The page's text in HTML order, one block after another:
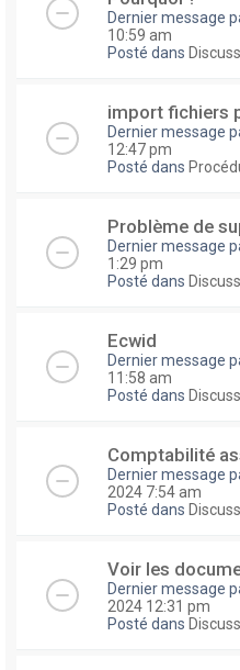
Dernier message
10:59 am
Posté dans
import fichiers
Dernier message
12:47 pm
Posté dans
Problème de
Dernier message
1:29 pm
Posté dans
Ecwid
Dernier message
11:58 am
Posté dans
Comptabilité
Dernier message
2024 7:54 am
Posté dans
Voir les
Dernier message
2024 12:31 pm
Posté dans